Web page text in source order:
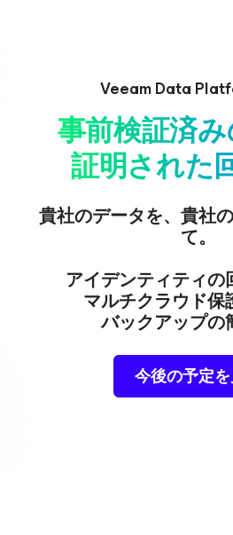
Veeam Data
事前検証済み
証明された
貴社のデータを、貴社
て。
アイデンティティの
マルチクラウド保
バックアップの
今後の予定